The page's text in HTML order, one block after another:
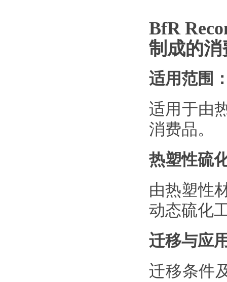
BfR
制成的消
适用范围
适用于由
消费品。
热塑性硫
由热塑性
动态硫化
迁移与应
迁移条件